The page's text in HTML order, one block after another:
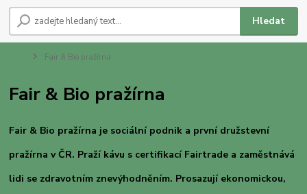
Hledat
Fair & Bio pražírna
Fair & Bio pražírna
Fair & Bio pražírna je sociální podnik a první družstevní
pražírna v ČR. Praží kávu s certifikací Fairtrade a zaměstnává
lidi se zdravotním znevýhodněním. Prosazují ekonomickou,